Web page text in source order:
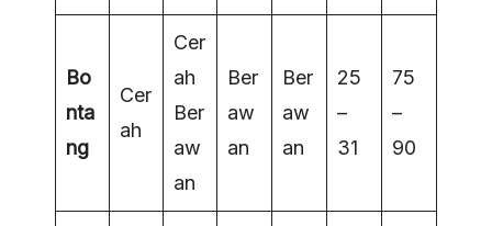
Bo
nta
ng
Cer
ah
Cer
ah
Ber
aw
an
Ber
aw
an
Ber
aw
an
25
–
31
75
–
90